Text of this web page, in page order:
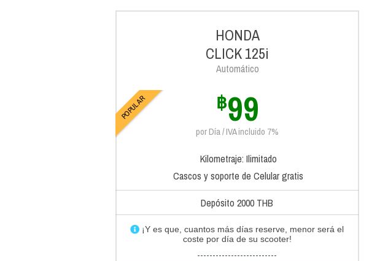
HONDA
CLICK 125i
Automático
POPULAR ฿99
por Día / IVA incluido 7%
Kilometraje: Ilimitado
Cascos y soporte de Celular gratis
Depósito 2000 THB
¡Y es que, cuantos más días reserve, menor será el
coste por día de su scooter!
--------------------------